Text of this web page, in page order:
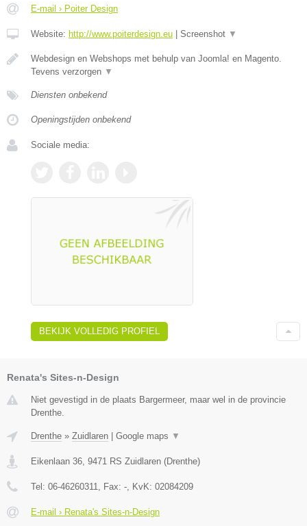
E-mail › Poiter Design
Website: http://www.poiterdesign.eu | Screenshot ▼
Webdesign en Webshops met behulp van Joomla! en Magento.
Tevens verzorgen ▼
Diensten onbekend
Openingstijden onbekend
Sociale media:
BEKIJK VOLLEDIG PROFIEL
Renata's Sites-n-Design
Niet gevestigd in de plaats Bargermeer, maar wel in de provincie
Drenthe.
Drenthe » Zuidlaren Google maps ▼
Eikenlaan 36, 9471 RS Zuidlaren (Drenthe)
Tel: 06-46260311, Fax: -, KvK: 02084209
E-mail › Renata's Sites-n-Design